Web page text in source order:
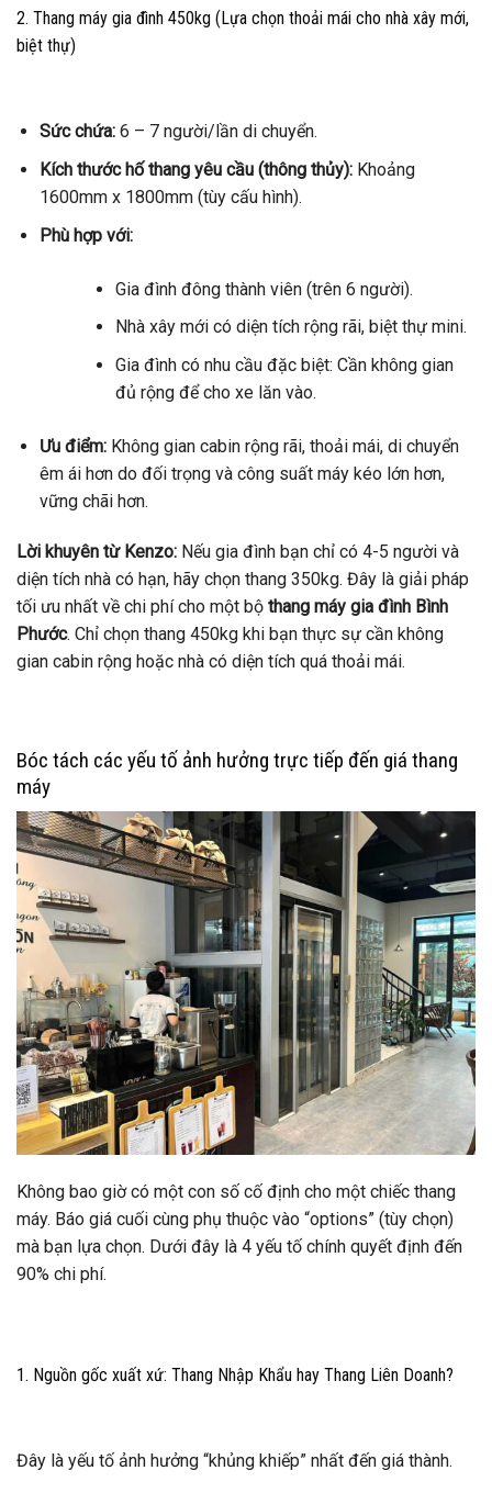
2. Thang máy gia đình 450kg (Lựa chọn thoải mái cho nhà xây mới,
biệt thự)
Sức chứa:6 – 7 người/lần di chuyển.
Kích thước hố thang yêu cầu (thông thủy):Khoảng
1600mm x 1800mm (tùy cấu hình).
Phù hợp với:
Gia đình đông thành viên (trên 6 người).
Nhà xây mới có diện tích rộng rãi, biệt thự mini.
Gia đình có nhu cầu đặc biệt: Cần không gian
đủ rộng để cho xe lăn vào.
Ưu điểm:Không gian cabin rộng rãi, thoải mái, di chuyển
êm ái hơn do đối trọng và công suất máy kéo lớn hơn,
vững chãi hơn.
Lời khuyên từ Kenzo: Nếu gia đình bạn chỉ có 4-5 người và
diện tích nhà có hạn, hãy chọn thang 350kg. Đây là giải pháp
tối ưu nhất về chi phí cho một bộ thang máy gia đình Bình
Phước. Chỉ chọn thang 450kg khi bạn thực sự cần không
gian cabin rộng hoặc nhà có diện tích quá thoải mái.
Bóc tách các yếu tố ảnh hưởng trực tiếp đến giá thang
máy
Không bao giờ có một con số cố định cho một chiếc thang
máy. Báo giá cuối cùng phụ thuộc vào “options” (tùy chọn)
mà bạn lựa chọn. Dưới đây là 4 yếu tố chính quyết định đến
90% chi phí.
1. Nguồn gốc xuất xứ: Thang Nhập Khẩu hay Thang Liên Doanh?
Đây là yếu tố ảnh hưởng “khủng khiếp” nhất đến giá thành.